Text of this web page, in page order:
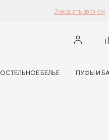
Заказать звонок
БЕЛЬЕ ПУФЫ И